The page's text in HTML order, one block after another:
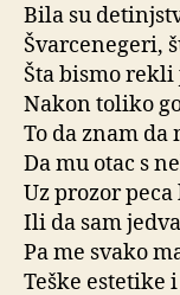
Bila su
Švarcenegeri,
Šta bismo
Nakon toliko
To da znam da
Da mu otac s
Uz prozor
Ili da sam
Pa me svako
Teške estetike